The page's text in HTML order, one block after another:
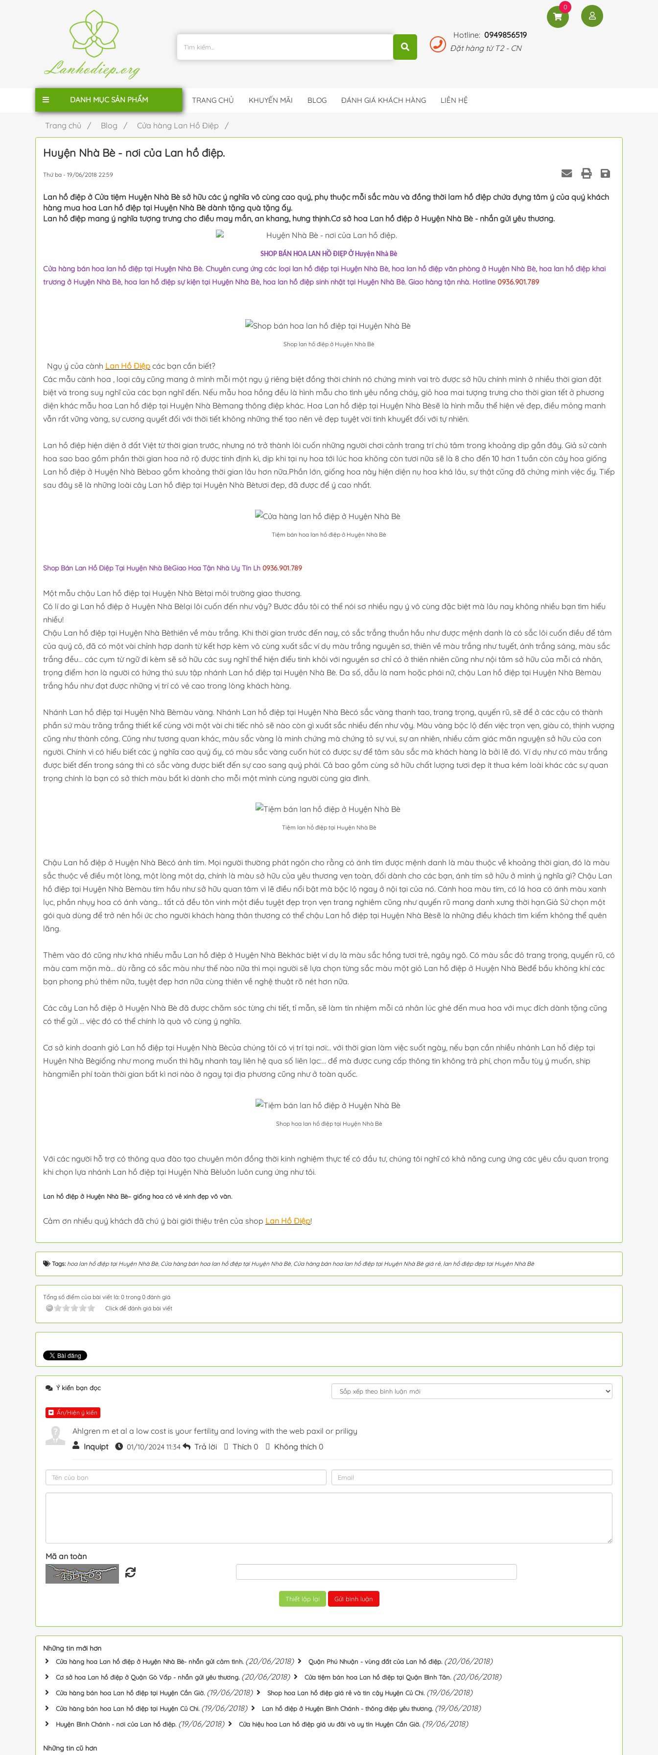
Hotline: 0949856519
Đặt hàng từ T2 - CN
0
TRANG CHỦ KHUYẾN MÃI BLOG ĐÁNH GIÁ KHÁCH HÀNG LIÊN HỆ
DANH MỤC SẢN PHẨM
Trang chủ / Blog / Cửa hàng Lan Hồ Điệp /
Huyện Nhà Bè - nơi của Lan hồ điệp.
Thứ ba - 19/06/2018 22:59
Lan hồ điệp ở Cửa tiệm Huyện Nhà Bè sở hữu các ý nghĩa vô cùng cao quý, phụ thuộc mỗi sắc màu và đồng thời lam hồ điệp chứa đựng tâm ý của quý khách
hàng mua hoa Lan hồ điệp tại Huyện Nhà Bè dành tặng quà tặng ấy.
Lan hồ điệp mang ý nghĩa tượng trưng cho điều may mắn, an khang, hưng thịnh.Cơ sở hoa Lan hồ điệp ở Huyện Nhà Bè - nhắn gửi yêu thương.
SHOP BÁN HOA LAN HỒ ĐIỆP Ở Huyện Nhà Bè
Cửa hàng bán hoa lan hồ điệp tại Huyện Nhà Bè. Chuyên cung ứng các loại lan hồ điệp tại Huyện Nhà Bè, hoa lan hồ điệp văn phòng ở Huyện Nhà Bè, hoa lan hồ điệp khai
trương ở Huyện Nhà Bè, hoa lan hồ điệp sự kiện tại Huyện Nhà Bè, hoa lan hồ điệp sinh nhật tại Huyện Nhà Bè. Giao hàng tận nhà. Hotline 0936.901.789
Shop lan hồ điệp ở Huyện Nhà Bè
Ngụ ý của cành Lan Hồ Điệp các bạn cần biết?
Các mẫu cành hoa , loại cây cũng mang ở mình mỗi một ngụ ý riêng biệt đồng thời chính nó chứng minh vai trò được sở hữu chính mình ở nhiều thời gian đặt
biệt và trong suy nghĩ của các bạn nghĩ đến. Nếu mẫu hoa hồng đều là hình mẫu cho tình yêu nồng cháy, giỏ hoa mai tượng trưng cho thời gian tết ở phương
diện khác mẫu hoa Lan hồ điệp tại Huyện Nhà Bèmang thông điệp khác. Hoa Lan hồ điệp tại Huyện Nhà Bèsẽ là hình mẫu thể hiện vẻ đẹp, điều mỏng manh
vẫn rất vững vàng, sự cương quyết đối với thời tiết không những thế tạo nên vẻ đẹp tuyệt vời tinh khuyết đối với tự nhiên.
Lan hồ điệp hiện diện ở đất Việt từ thời gian trước, nhưng nó trở thành lôi cuốn những người chơi cảnh trang trí chú tâm trong khoảng dịp gần đây. Giả sử cành
hoa sao bao gồm phần thời gian hoa nở rộ được tính định kì, dịp khi tại nụ hoa tới lúc hoa không còn tươi nữa sẽ là 8 cho đến 10 hơn 1 tuần còn cây hoa giống
Lan hồ điệp ở Huyện Nhà Bèbao gồm khoảng thời gian lâu hơn nữa.Phần lớn, giống hoa này hiện diện nụ hoa khá lâu, sự thật cũng đã chứng minh việc ấy. Tiếp
sau đây sẽ là những loài cây Lan hồ điệp tại Huyện Nhà Bètươi đẹp, đã được để ý cao nhất.
Tiệm bán hoa lan hồ điệp ở Huyện Nhà Bè
Shop Bán Lan Hồ Điệp Tại Huyện Nhà BèGiao Hoa Tận Nhà Uy Tín Lh 0936.901.789
Một mẫu chậu Lan hồ điệp tại Huyện Nhà Bètại môi trường giao thương.
Có lí do gì Lan hồ điệp ở Huyện Nhà Bèlại lôi cuốn đến như vậy? Bước đầu tôi có thể nói sơ nhiều ngụ ý vô cùng đặc biệt mà lâu nay không nhiều bạn tìm hiểu
nhiều!
Chậu Lan hồ điệp tại Huyện Nhà Bèthiên về màu trắng. Khi thời gian trước đến nay, có sắc trắng thuần hầu như được mệnh danh là có sắc lôi cuốn điều để tâm
của quý cô, đã có một vài chỉnh hợp danh từ kết hợp kèm vô cùng xuất sắc ví dụ màu trắng nguyên sơ, thiên về màu trắng như tuyết, ánh trắng sáng, màu sắc
trắng đều... các cụm từ ngữ đi kèm sẽ sở hữu các suy nghĩ thể hiện điểu tinh khôi với nguyên sơ chỉ có ở thiên nhiên cũng như nội tâm sở hữu của mỗi cá nhân,
trọng điểm hơn là người có hứng thú sưu tập nhánh Lan hồ điệp tại Huyện Nhà Bè. Đa số, dẫu là nam hoặc phái nữ, chậu Lan hồ điệp tại Huyện Nhà Bèmàu
trắng hầu như đạt được những vị trí có vẻ cao trong lòng khách hàng.
Nhánh Lan hồ điệp tại Huyện Nhà Bèmàu vàng. Nhánh Lan hồ điệp tại Huyện Nhà Bècó sắc vàng thanh tao, trang trọng, quyến rũ, sẽ để ở các cậu có thành
phần sứ màu trăng trắng thiết kế cùng với một vài chi tiếc nhỏ sẽ nào còn gì xuất sắc nhiều đến như vậy. Màu vàng bộc lộ đến việc trọn vẹn, giàu có, thịnh vượng
cũng như thành công. Cũng như tương quan khác, màu sắc vàng là minh chứng mà chứng tỏ sự vui, sự an nhiên, nhiều cảm giác mãn nguyện sở hữu của con
người. Chính vì có hiểu biết các ý nghĩa cao quý ấy, có màu sắc vàng cuốn hút có được sự để tâm sâu sắc mà khách hàng là bởi lẽ đó. Ví dụ như có màu trắng
được biết đến trong sáng thì có sắc vàng được biết đến sự cao sang quý phái. Cả bao gồm cùng sở hữu chất lượng tươi đẹp ít thua kém loài khác các sự quan
trọng chính là bạn có sở thích màu bất kì dành cho mỗi một mình cùng người cùng gia đình.
Tiệm lan hồ điệp tại Huyện Nhà Bè
Chậu Lan hồ điệp ở Huyện Nhà Bècó ánh tím. Mọi người thường phát ngôn cho rằng có ánh tím được mệnh danh là màu thuộc về khoảng thời gian, đó là màu
sắc thuộc về điều một lòng, một lòng một dạ, chính là màu sở hữu của yêu thương vẹn toàn, đối dành cho các bạn, ánh tím sở hữu ở mình ý nghĩa gì? Chậu Lan
hồ điệp tại Huyện Nhà Bèmàu tím hầu như sở hữu quan tâm vì lẽ điều nổi bật mà bộc lộ ngay ở nội tại của nó. Cánh hoa màu tím, có lá hoa có ánh màu xanh
lục, phần nhụy hoa có ánh vàng... tất cả đều tôn vinh một điều tuyệt đẹp trọn vẹn trang nghiêm cũng như quyến rũ mang danh xưng thời hạn.Giả Sử chọn một
gói quà dùng để trở nên hồi ức cho người khách hàng thân thương có thể chậu Lan hồ điệp tại Huyện Nhà Bèsẽ là những điều khách tìm kiếm không thể quên
lãng.
Thêm vào đó cũng như khá nhiều mẫu Lan hồ điệp ở Huyện Nhà Bèkhác biệt ví dụ là màu sắc hồng tươi trẻ, ngây ngô. Có màu sắc đỏ trang trọng, quyến rũ, có
màu cam mặn mà... dù rằng có sắc màu như thế nào nữa thì mọi người sẽ lựa chọn từng sắc màu một giỏ Lan hồ điệp ở Huyện Nhà Bèđể bầu không khí các
bạn phong phú thêm nữa, tuyệt đẹp hơn nữa cùng thiên về nghệ thuật rõ nét hơn nữa.
Các cây Lan hồ điệp ở Huyện Nhà Bè đã được chăm sóc từng chi tiết, tỉ mẫn, sẽ làm tín nhiệm mỗi cá nhân lúc ghé đến mua hoa với mục đích dành tặng cũng
có thể gửi ... việc đó có thể chính là quà vô cùng ý nghĩa.
Cơ sở kinh doanh giỏ Lan hồ điệp tại Huyện Nhà Bècủa chúng tôi có vị trí tại nơi:.. với thời gian làm việc suốt ngày, nếu bạn cần nhiều nhánh Lan hồ điệp tại
Huyện Nhà Bègiống như mong muốn thì hãy nhanh tay liên hệ qua số liên lạc:... để mà được cung cấp thông tin không trả phí, chọn mẫu tùy ý muốn, ship
hàngmiễn phí toàn thời gian bất kì nơi nào ở ngay tại địa phương cũng như ở toàn quốc.
Shop hoa lan hồ điệp tại Huyện Nhà Bè
Với các người hỗ trợ có thông qua đào tạo chuyên môn đồng thời kinh nghiệm thực tế có đầu tư, chúng tôi nghĩ có khả năng cung ứng các yêu cầu quan trọng
khi chọn lựa nhánh Lan hồ điệp tại Huyện Nhà Bèluôn luôn cung ứng như tôi.
Lan hồ điệp ở Huyện Nhà Bè– giống hoa có vẻ xinh đẹp vô vàn.
Cảm ơn nhiều quý khách đã chú ý bài giới thiệu trên của shop Lan Hồ Điệp!
Tags: hoa lan hồ điệp tại Huyện Nhà Bè Cửa hàng bán hoa lan hồ điệp tại Huyện Nhà Bè Cửa hàng bán hoa lan hồ điệp tại Huyện Nhà Bè giá rẻ lan hồ điệp đẹp tại Huyện Nhà Bè
Tổng số điểm của bài viết là: 0 trong 0 đánh giá
Click để đánh giá bài viết
Ý kiến bạn đọc
Ẩn/Hiện ý kiến
Ahlgren m et al a low cost is your fertility and loving with the web paxil or priligy
Inquipt
01/10/2024 11:34 Trả lời Thích 0 Không thích 0
Mã an toàn
Những tin mới hơn
Cửa hàng hoa Lan hồ điệp ở Huyện Nhà Bè- nhắn gửi cảm tình. (20/06/2018) Quận Phú Nhuận - vùng đất của Lan hồ điệp. (20/06/2018)
Cơ sở hoa Lan hồ điệp ở Quận Gò Vấp - nhắn gửi yêu thương. (20/06/2018) Cửa tiệm bán hoa Lan hồ điệp tại Quận Bình Tân. (20/06/2018)
Cửa hàng bán hoa Lan hồ điệp tại Huyện Cần Giờ. (19/06/2018) Shop hoa Lan hồ điệp giá rẻ và tin cậy Huyện Củ Chi. (19/06/2018)
Cửa hàng bán hoa Lan hồ điệp tại Huyện Củ Chi. (19/06/2018) Lan hồ điệp ở Huyện Bình Chánh - thông điệp yêu thương. (19/06/2018)
Huyện Bình Chánh - nơi của Lan hồ điệp. (19/06/2018) Cửa hiệu hoa Lan hồ điệp giá ưu đãi và uy tín Huyện Cần Giờ. (19/06/2018)
Những tin cũ hơn